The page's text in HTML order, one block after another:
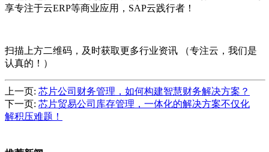
享专注于云ERP等商业应用，SAP云践行者！
扫描上方二维码，及时获取更多行业资讯 （专注云，我们是
认真的！）
上一页: 芯片公司财务管理，如何构建智慧财务解决方案？
下一页: 芯片贸易公司库存管理，一体化的解决方案不仅化
解积压难题！